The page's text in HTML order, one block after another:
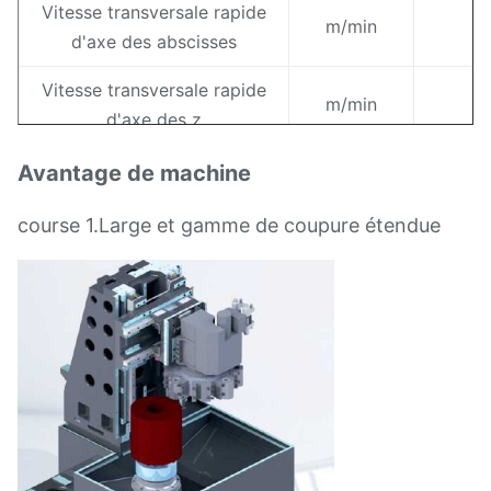
Vitesse transversale rapide
d'axe des abscisses
m/min
Vitesse transversale rapide
d'axe des z
m/min
Course d'axe des abscisses
Course d'axe des z millimètre
Type de Torret
Taille d'outil
Exactitude d'usinage
aspérité d'objet
Axe des
Avantage de machine
course 1.Large et gamme de coupure étendue